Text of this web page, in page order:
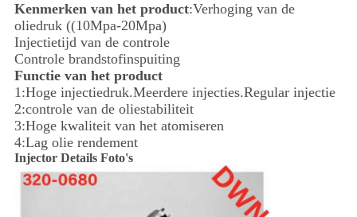
Kenmerken van het product:Verhoging van de
oliedruk ((10Mpa-20Mpa)
Injectietijd van de controle
Controle brandstofinspuiting
Functie van het product
1:Hoge injectiedruk.Meerdere injecties.Regular injectie
2:controle van de oliestabiliteit
3:Hoge kwaliteit van het atomiseren
4:Lag olie rendement
Injector Details Foto's